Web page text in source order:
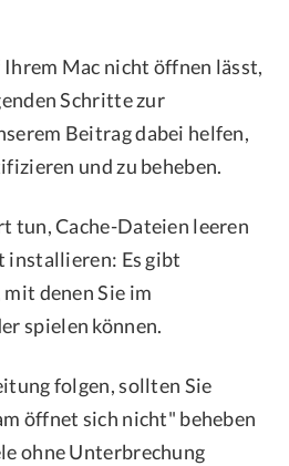
Mac nicht öffnen lässt,
Schritte zur
Beitrag dabei helfen,
und zu beheben.
tun, Cache-Dateien leeren
installieren: Es gibt
denen Sie im
spielen können.
folgen, sollten Sie
öffnet sich nicht" beheben
ohne Unterbrechung